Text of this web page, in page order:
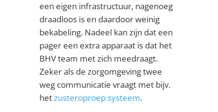
een eigen infrastructuur, nagenoeg
draadloos is en daardoor weinig
bekabeling. Nadeel kan zijn dat een
pager een extra apparaat is dat het
BHV team met zich meedraagt.
Zeker als de zorgomgeving twee
weg communicatie vraagt met bijv.
hetzusteroproep systeem.